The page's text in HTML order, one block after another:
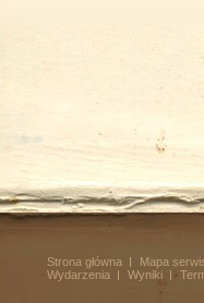
Strona główna Mapa
Wydarzenia
Wyniki